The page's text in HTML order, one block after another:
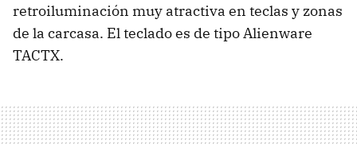
retroiluminación muy atractiva en teclas y zonas
de la carcasa. El teclado es de tipo Alienware
TACTX.